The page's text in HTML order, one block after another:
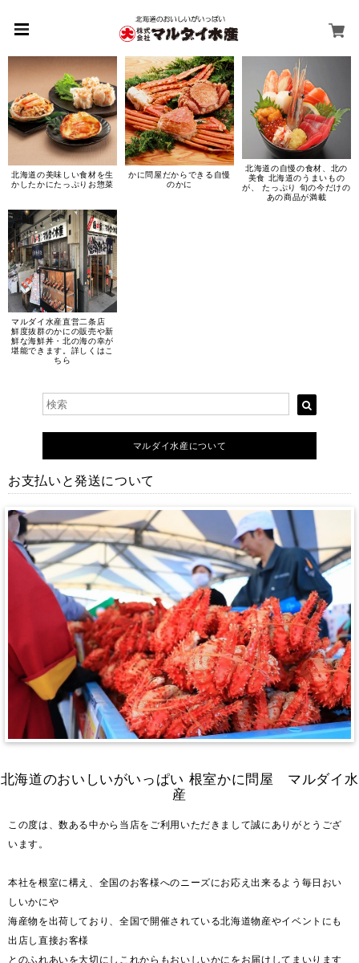
北海道の美味しい食材を生
かしたかにたっぷりお惣菜
かに問屋だからできる自慢
のかに
北海道の自慢の食材、北の
美食 北海道のうまいもの
が、 たっぷり 旬の今だけの
あの商品が満載
マルダイ水産直営二条店
鮮度抜群のかにの販売や新
鮮な海鮮丼・北の海の幸が
堪能できます。詳しくはこ
ちら
マルダイ水産について
お支払いと発送について
北海道のおいしいがいっぱい 根室かに問屋 マルダイ水
産
この度は、数ある中から当店をご利用いただきまして誠にありがとうござ
います。
本社を根室に構え、全国のお客様へのニーズにお応え出来るよう毎日おい
しいかにや
海産物を出荷しており、全国で開催されている北海道物産やイベントにも
出店し直接お客様
とのふれあいを大切にしこれからもおいしいかにをお届けしてまいります